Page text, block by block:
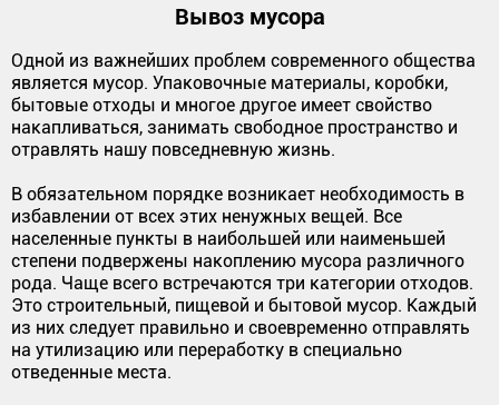
Вывоз мусора
Одной из важнейших проблем современного общества
является мусор. Упаковочные материалы, коробки,
бытовые отходы и многое другое имеет свойство
накапливаться, занимать свободное пространство и
отравлять нашу повседневную жизнь.
В обязательном порядке возникает необходимость в
избавлении от всех этих ненужных вещей. Все
населенные пункты в наибольшей или наименьшей
степени подвержены накоплению мусора различного
рода. Чаще всего встречаются три категории отходов.
Это строительный, пищевой и бытовой мусор. Каждый
из них следует правильно и своевременно отправлять
на утилизацию или переработку в специально
отведенные места.